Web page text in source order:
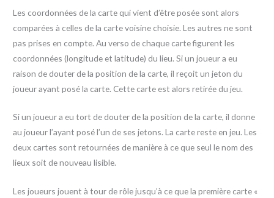
Les coordonnées de la carte qui vient d’être posée sont alors
comparées à celles de la carte voisine choisie. Les autres ne sont
pas prises en compte. Au verso de chaque carte figurent les
coordonnées (longitude et latitude) du lieu. Si un joueur a eu
raison de douter de la position de la carte, il reçoit un jeton du
joueur ayant posé la carte. Cette carte est alors retirée du jeu.
Si un joueur a eu tort de douter de la position de la carte, il donne
au joueur l’ayant posé l’un de ses jetons. La carte reste en jeu. Les
deux cartes sont retournées de manière à ce que seul le nom des
lieux soit de nouveau lisible.
Les joueurs jouent à tour de rôle jusqu’à ce que la première carte «